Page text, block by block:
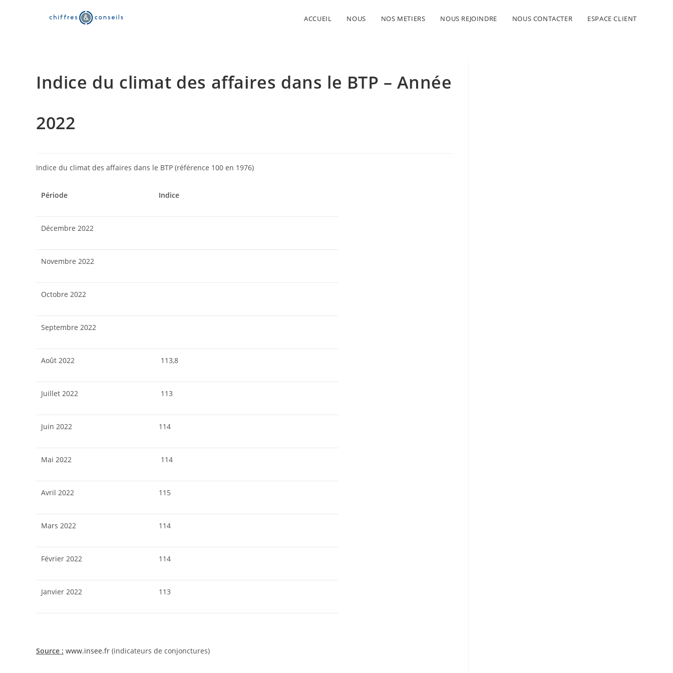
ACCUEIL NOUS NOS METIERS NOUS REJOINDRE NOUS CONTACTER ESPACE CLIENT
Indice du climat des affaires dans le BTP – Année
2022
Indice du climat des affaires dans le BTP (référence 100 en 1976)
Période Indice
Décembre 2022
Novembre 2022
Octobre 2022
Septembre 2022
Août 2022 113,8
Juillet 2022 113
Juin 2022 114
Mai 2022 114
Avril 2022 115
Mars 2022 114
Février 2022 114
Janvier 2022 113
Source : www.insee.fr (indicateurs de conjonctures)